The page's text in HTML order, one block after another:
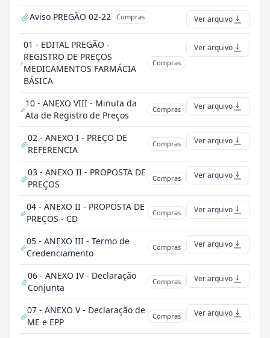
Aviso PREGÃO 02-22 Compras Ver arquivo
01 - EDITAL PREGÃO -
REGISTRO DE PREÇOS
MEDICAMENTOS FARMÁCIA
BÁSICA
Compras
Ver arquivo
10 - ANEXO VIII - Minuta da
Ata de Registro de Preços
Compras Ver arquivo
02 - ANEXO I - PREÇO DE
REFERENCIA
Compras Ver arquivo
03 - ANEXO II - PROPOSTA DE
PREÇOS
Compras Ver arquivo
04 - ANEXO II - PROPOSTA DE
PREÇOS - CD
Compras Ver arquivo
05 - ANEXO III - Termo de
Credenciamento
Compras Ver arquivo
06 - ANEXO IV - Declaração
Conjunta
Compras Ver arquivo
07 - ANEXO V - Declaração de
ME e EPP
Compras Ver arquivo